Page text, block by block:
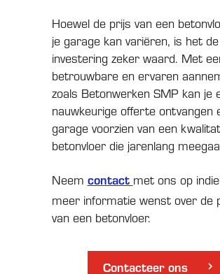
Hoewel de prijs van een
je garage kan variëren, is het de
investering zeker waard. Met
betrouwbare en ervaren
zoals Betonwerken SMP kan je
nauwkeurige offerte ontvangen
garage voorzien van een
betonvloer die jarenlang
Neem contact met ons op
meer informatie wenst over de
van een betonvloer.
Contacteer ons